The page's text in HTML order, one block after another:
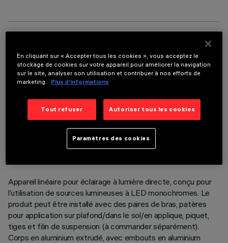
DONNÉES TECHNIQUES
DERNIÈRE MISE À JOUR: 06/08/2026
Appareil linéaire pour éclairage à lumière directe, conçu pour
l’utilisation de sources lumineuses à LED monochromes. Le
produit peut être installé avec des paires de bras, patères
pour application sur plafond/dans le sol/en applique, piquet,
tiges et filin de suspension (à commander séparément).
Corps en aluminium extrudé, avec embouts en aluminium
En cliquant sur « Accepter tous les cookies », vous acceptez le
stockage de cookies sur votre appareil pour améliorer la navigation
sur le site, analyser son utilisation et contribuer à nos efforts de
marketing.
Plus d’informations
Tout refuser Autoriser tous les cookies
Paramètres des cookies